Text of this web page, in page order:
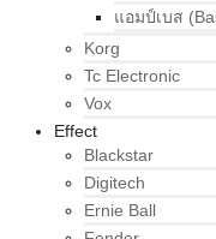
แอมป์เบส
Korg
Tc Electronic
Vox
Effect
Blackstar
Digitech
Ernie Ball